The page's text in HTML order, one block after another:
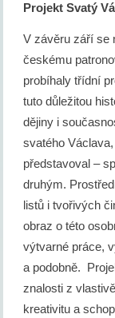
Projekt Svatý
V závěru září se
českému
probíhaly třídní
tuto důležitou
dějiny i
svatého
představoval –
druhým.
listů i tvořivých
obraz o této
výtvarné práce,
a podobně.
znalosti z
kreativitu a